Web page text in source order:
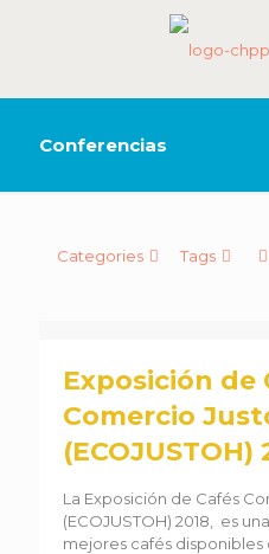
Conferencias
Categories Tags
Exposición de
Comercio
(ECOJUSTOH)
La Exposición de Cafés
(ECOJUSTOH) 2018, es
mejores cafés